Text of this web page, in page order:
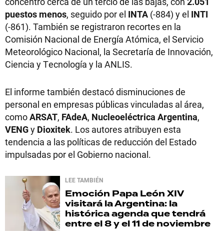
puestos menos, seguido por el INTA (-884) y el INTI
(-861). También se registraron recortes en la
Comisión Nacional de Energía Atómica, el Servicio
Meteorológico Nacional, la Secretaría de Innovación,
Ciencia y Tecnología y la ANLIS.
El informe también destacó disminuciones de
personal en empresas públicas vinculadas al área,
comoARSAT, FAdeA, Nucleoeléctrica Argentina,
VENGy Dioxitek. Los autores atribuyen esta
tendencia a las políticas de reducción del Estado
impulsadas por el Gobierno nacional.
LEE TAMBIÉN
Emoción Papa León XIV
visitará la Argentina: la
histórica agenda que tendrá
entre el 8 y el 11 de noviembre